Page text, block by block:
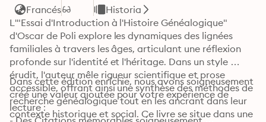
Francés
Historia
L'"Essai d'Introduction à l'Histoire Généalogique"
d'Oscar de Poli explore les dynamiques des lignées
familiales à travers les âges, articulant une réflexion
profonde sur l'identité et l'héritage. Dans un style
érudit, l'auteur mêle rigueur scientifique et prose
accessible, offrant ainsi une synthèse des méthodes de
recherche généalogique tout en les ancrant dans leur
contexte historique et social. Ce livre se situe dans une
Dans cette édition enrichie, nous avons soigneusement
créé une valeur ajoutée pour votre expérience de
lecture :